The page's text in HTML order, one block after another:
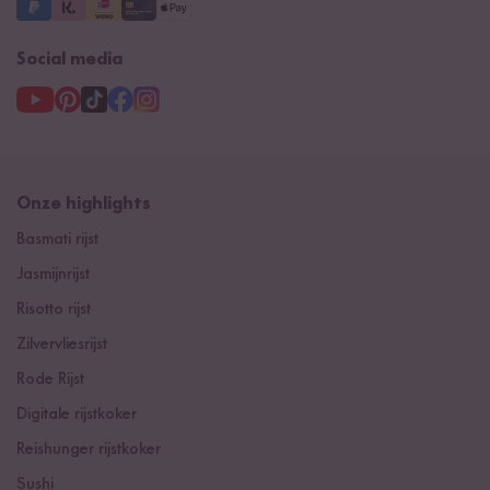
Social media
Onze highlights
Basmati rijst
Jasmijnrijst
Risotto rijst
Zilvervliesrijst
Rode Rijst
Digitale rijstkoker
Reishunger rijstkoker
Sushi